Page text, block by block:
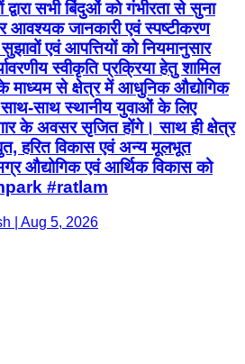
सभी बिंदुओं को गंभीरता से सुना
आवश्यक जानकारी एवं स्पष्टीकरण
एवं आपत्तियों को नियमानुसार
स्वीकृति प्रक्रिया हेतु शामिल
के माध्यम से क्षेत्र में आधुनिक औद्योगिक
साथ स्थानीय युवाओं के लिए
के अवसर सृजित होंगे। साथ ही क्षेत्र
हरित विकास एवं अन्य मूलभूत
औद्योगिक एवं आर्थिक विकास को
#ratlam
| Aug 5, 2026